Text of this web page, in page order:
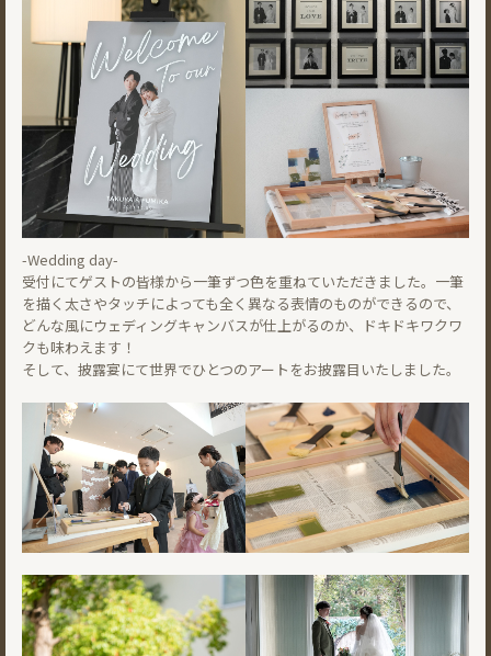
-Wedding day-
受付にてゲストの皆様から一筆ずつ色を重ねていただきました。一筆
を描く太さやタッチによっても全く異なる表情のものができるので、
どんな風にウェディングキャンバスが仕上がるのか、ドキドキワクワ
クも味わえます！
そして、披露宴にて世界でひとつのアートをお披露目いたしました。